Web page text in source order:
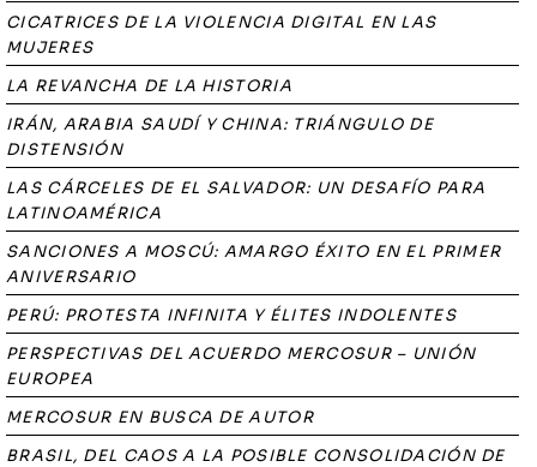
CICATRICES DE LA VIOLENCIA DIGITAL EN LAS
MUJERES
LA REVANCHA DE LA HISTORIA
IRÁN, ARABIA SAUDÍ Y CHINA: TRIÁNGULO DE
DISTENSIÓN
LAS CÁRCELES DE EL SALVADOR: UN DESAFÍO PARA
LATINOAMÉRICA
SANCIONES A MOSCÚ: AMARGO ÉXITO EN EL PRIMER
ANIVERSARIO
PERÚ: PROTESTA INFINITA Y ÉLITES INDOLENTES
PERSPECTIVAS DEL ACUERDO MERCOSUR – UNIÓN
EUROPEA
MERCOSUR EN BUSCA DE AUTOR
BRASIL, DEL CAOS A LA POSIBLE CONSOLIDACIÓN DE